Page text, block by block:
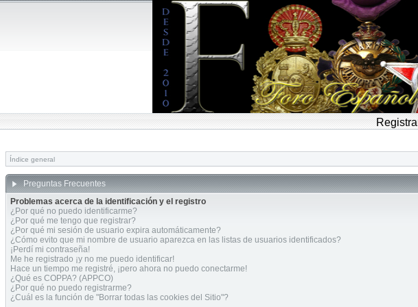
Índice general
Preguntas Frecuentes
Problemas acerca de la identificación y el registro
¿Por qué no puedo identificarme?
¿Por qué me tengo que registrar?
¿Por qué mi sesión de usuario expira automáticamente?
¿Cómo evito que mi nombre de usuario aparezca en las listas de usuarios identificados?
¡Perdí mi contraseña!
Me he registrado ¡y no me puedo identificar!
Hace un tiempo me registré, ¡pero ahora no puedo conectarme!
¿Qué es COPPA? (APPCO)
¿Por qué no puedo registrarme?
¿Cuál es la función de "Borrar todas las cookies del Sitio"?